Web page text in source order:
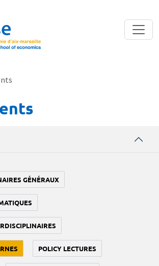
GÉNÉRAUX
POLICY LECTURES